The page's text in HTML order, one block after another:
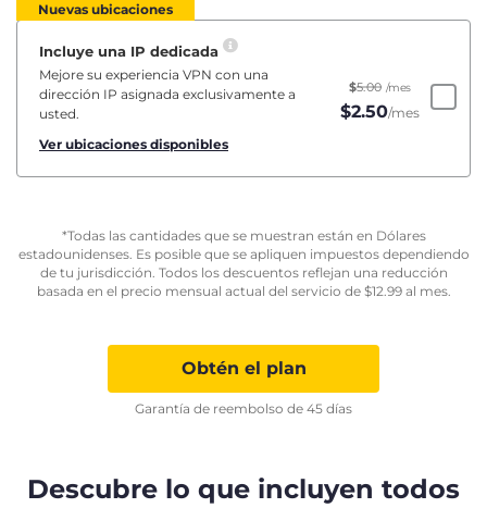
Nuevas ubicaciones
Incluye una IP dedicada
Mejore su experiencia VPN con una
dirección IP asignada exclusivamente a
usted.
Ver ubicaciones disponibles
$5.00 /mes
$2.50/mes
*Todas las cantidades que se muestran están en Dólares
estadounidenses. Es posible que se apliquen impuestos dependiendo
de tu jurisdicción. Todos los descuentos reflejan una reducción
basada en el precio mensual actual del servicio de $12.99al mes.
Obtén el plan
Garantía de reembolso de 45 días
Descubre lo que incluyen todos